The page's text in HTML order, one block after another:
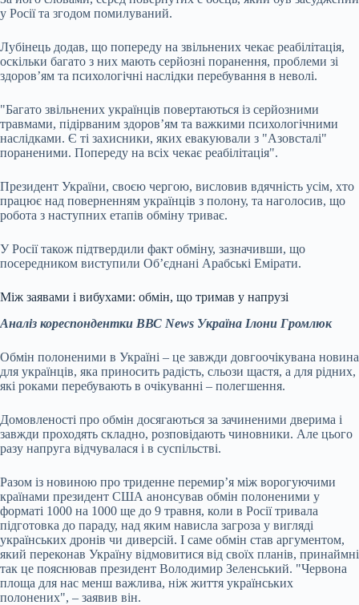
у Росії та згодом помилуваний.
Лубінець додав, що попереду на звільнених чекає реабілітація,
оскільки багато з них мають серйозні поранення, проблеми зі
здоров’ям та психологічні наслідки перебування в неволі.
"Багато звільнених українців повертаються із серйозними
травмами, підірваним здоров’ям та важкими психологічними
наслідками. Є ті захисники, яких евакуювали з "Азовсталі"
пораненими. Попереду на всіх чекає реабілітація".
Президент України, своєю чергою, висловив вдячність усім, хто
працює над поверненням українців з полону, та наголосив, що
робота з наступних етапів обміну триває.
У Росії також підтвердили факт обміну, зазначивши, що
посередником виступили Об’єднані Арабські Емірати.
Між заявами і вибухами: обмін, що тримав у напрузі
Аналіз кореспондентки ВВС News Україна Ілони Громлюк
Обмін полоненими в Україні – це завжди довгоочікувана новина
для українців, яка приносить радість, сльози щастя, а для рідних,
які роками перебувають в очікуванні – полегшення.
Домовленості про обмін досягаються за зачиненими дверима і
завжди проходять складно, розповідають чиновники. Але цього
разу напруга відчувалася і в суспільстві.
Разом із новиною про триденне перемир’я між ворогуючими
країнами президент США анонсував обмін полоненими у
форматі 1000 на 1000 ще до 9 травня, коли в Росії тривала
підготовка до параду, над яким нависла загроза у вигляді
українських дронів чи диверсій. І саме обмін став аргументом,
який переконав Україну відмовитися від своїх планів, принаймні
так це пояснював президент Володимир Зеленський. "Червона
площа для нас менш важлива, ніж життя українських
полонених", – заявив він.